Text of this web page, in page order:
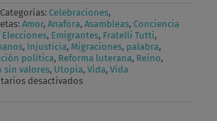
Categorías: Celebraciones,
Amor, Anafora, Asambleas, Conciencia
Elecciones, Emigrantes, Fratelli Tutti,
, Injusticia, Migraciones, palabra,
política, Reforma luterana, Reino,
sin valores, Utopia, Vida, Vida
desactivadosen